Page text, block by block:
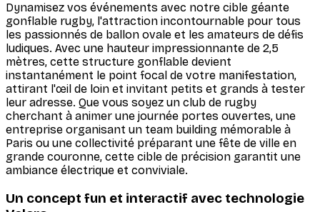
Dynamisez vos événements avec notre cible géante
gonflable rugby, l'attraction incontournable pour tous
les passionnés de ballon ovale et les amateurs de défis
ludiques. Avec une hauteur impressionnante de 2,5
mètres, cette structure gonflable devient
instantanément le point focal de votre manifestation,
attirant l'œil de loin et invitant petits et grands à tester
leur adresse. Que vous soyez un club de rugby
cherchant à animer une journée portes ouvertes, une
entreprise organisant un team building mémorable à
Paris ou une collectivité préparant une fête de ville en
grande couronne, cette cible de précision garantit une
ambiance électrique et conviviale.
Un concept fun et interactif avec technologie